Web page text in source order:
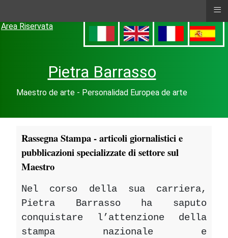
Area Riservata
Pietra Barrasso
Maestro de arte - Personalidad Europea de arte
Rassegna Stampa - articoli giornalistici e
pubblicazioni specializzate di settore sul
Maestro
Nel corso della sua carriera,
Pietra Barrasso ha saputo
conquistare l’attenzione della
stampa nazionale e
≡